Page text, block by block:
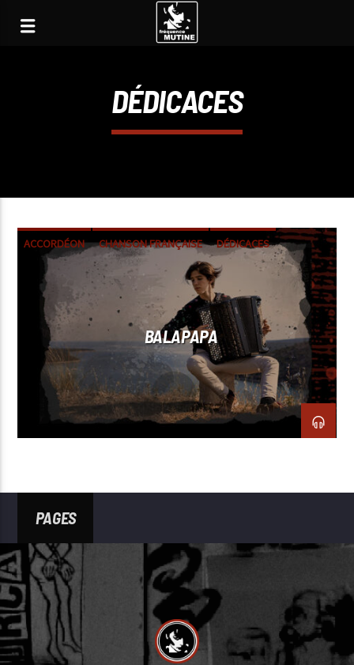
DÉDICACES
ACCORDÉON CHANSON FRANÇAISE DÉDICACES
BALAPAPA
PAGES